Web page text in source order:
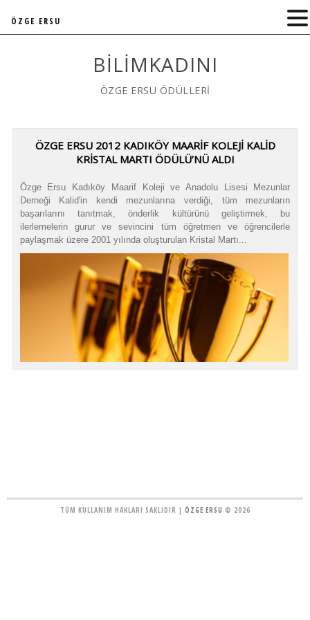
BILIMKADINI
ÖZGE ERSU ÖDÜLLERİ
ÖZGE ERSU 2012 KADIKÖY MAARİF KOLEJİ KALİD
KRİSTAL MARTI ÖDÜLÜ’NÜ ALDI
Özge Ersu Kadıköy Maarif Koleji ve Anadolu Lisesi Mezunlar
Derneği Kalid'in kendi mezunlarına verdiği, tüm mezunların
başarılarını tanıtmak, önderlik kültürünü geliştirmek, bu
ilerlemelerin gurur ve sevincini tüm öğretmen ve öğrencilerle
paylaşmak üzere 2001 yılında oluşturulan Kristal Martı...
TÜM KULLANIM HAKLARI SAKLIDIR | ÖZGE ERSU © 2026
ÖZGE ERSU